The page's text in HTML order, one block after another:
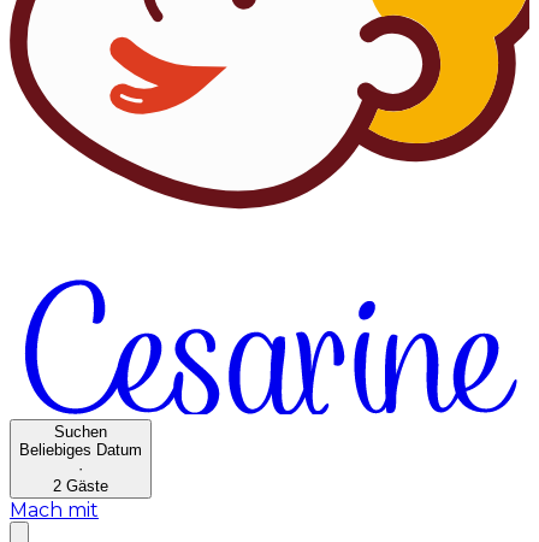
Suchen
Beliebiges Datum
·
2 Gäste
Mach mit